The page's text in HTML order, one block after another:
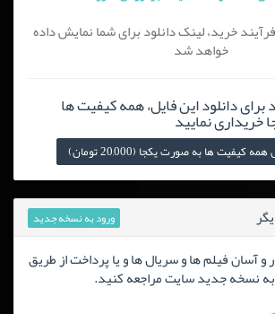
خرید، لینک دانلود برای شما نمایش داده
خواهد شد
دانلود این فایل، همه کیفیت ها
خریداری نمایید
کیفیت ها به صورت یکجا (20,000 تومان)
ورود به نسخه جدید
آسان فیلم ها و سریال ها و یا پرداخت از طریق
به نسخه جدید سایت مراجعه کنید.